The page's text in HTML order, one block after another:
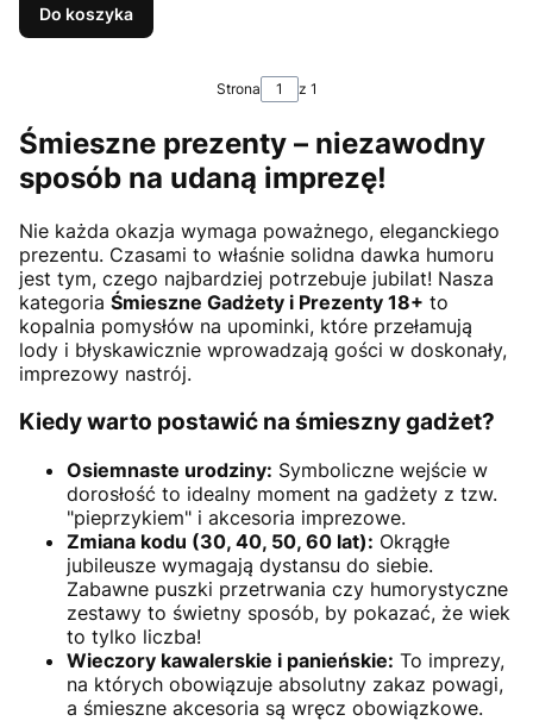
Do koszyka
Strona z 1
Śmieszne prezenty – niezawodny
sposób na udaną imprezę!
Nie każda okazja wymaga poważnego, eleganckiego
prezentu. Czasami to właśnie solidna dawka humoru
jest tym, czego najbardziej potrzebuje jubilat! Nasza
kategoria Śmieszne Gadżety i Prezenty 18+ to
kopalnia pomysłów na upominki, które przełamują
lody i błyskawicznie wprowadzają gości w doskonały,
imprezowy nastrój.
Kiedy warto postawić na śmieszny gadżet?
Osiemnaste urodziny: Symboliczne wejście w
dorosłość to idealny moment na gadżety z tzw.
"pieprzykiem" i akcesoria imprezowe.
Zmiana kodu (30, 40, 50, 60 lat): Okrągłe
jubileusze wymagają dystansu do siebie.
Zabawne puszki przetrwania czy humorystyczne
zestawy to świetny sposób, by pokazać, że wiek
to tylko liczba!
Wieczory kawalerskie i panieńskie: To imprezy,
na których obowiązuje absolutny zakaz powagi,
a śmieszne akcesoria są wręcz obowiązkowe.